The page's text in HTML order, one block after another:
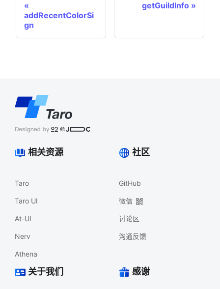
addRecentColorSi
gn
getGuildInfo
相关资源
Taro
Taro UI
At-UI
Nerv
Athena
社区
GitHub
微信
讨论区
沟通反馈
关于我们 感谢